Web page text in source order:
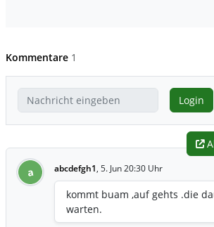
Kommentare 1
Login
a abcdefgh1, 5. Jun 20:30 Uhr
kommt buam ,auf gehts .die
warten.